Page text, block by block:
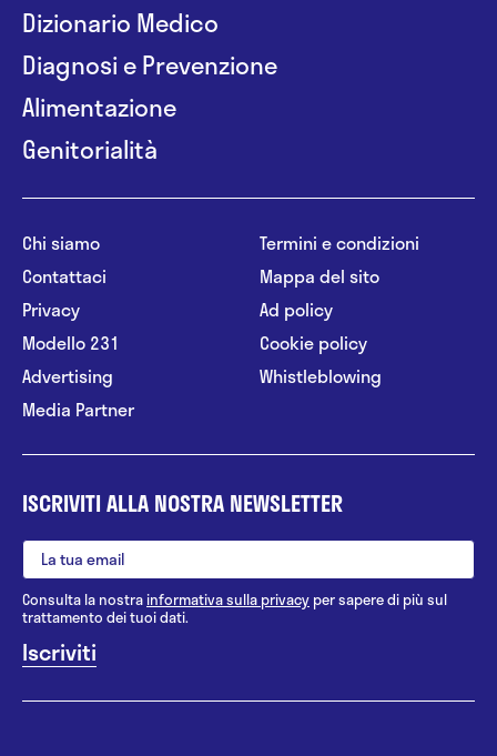
Dizionario Medico
Diagnosi e Prevenzione
Alimentazione
Genitorialità
Chi siamo
Contattaci
Privacy
Modello 231
Advertising
Media Partner
Termini e condizioni
Mappa del sito
Ad policy
Cookie policy
Whistleblowing
ISCRIVITI ALLA NOSTRA NEWSLETTER
Consulta la nostrainformativa sulla privacy per sapere di più sul
trattamento dei tuoi dati.